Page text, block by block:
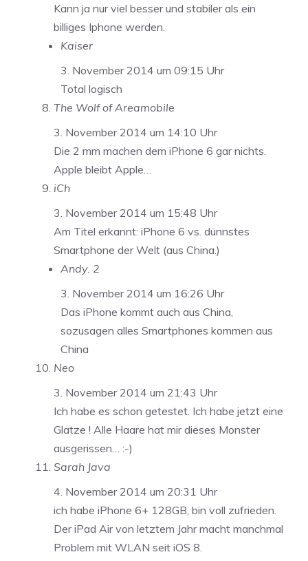
Kann ja nur viel besser und stabiler als ein
billiges Iphone werden.
Kaiser
3. November 2014 um 09:15 Uhr
Total logisch
The Wolf of Areamobile
3. November 2014 um 14:10 Uhr
Die 2 mm machen dem iPhone 6 gar nichts.
Apple bleibt Apple…
iCh
3. November 2014 um 15:48 Uhr
Am Titel erkannt: iPhone 6 vs. dünnstes
Smartphone der Welt (aus China.)
Andy. 2
3. November 2014 um 16:26 Uhr
Das iPhone kommt auch aus China,
sozusagen alles Smartphones kommen aus
China
Neo
3. November 2014 um 21:43 Uhr
Ich habe es schon getestet. Ich habe jetzt eine
Glatze ! Alle Haare hat mir dieses Monster
ausgerissen… :-)
Sarah Java
4. November 2014 um 20:31 Uhr
ich habe iPhone 6+ 128GB, bin voll zufrieden.
Der iPad Air von letztem Jahr macht manchmal
Problem mit WLAN seit iOS 8.